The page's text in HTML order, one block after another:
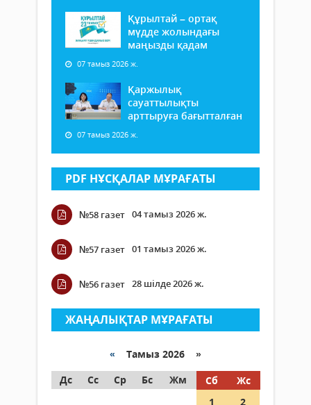
Құрылтай – ортақ
мүдде жолындағы
маңызды қадам
07 тамыз 2026 ж.
Қаржылық
сауаттылықты
арттыруға бағытталған
07 тамыз 2026 ж.
PDF НҰСҚАЛАР МҰРАҒАТЫ
№58 газет 04 тамыз 2026 ж.
№57 газет 01 тамыз 2026 ж.
№56 газет 28 шілде 2026 ж.
ЖАҢАЛЫҚТАР МҰРАҒАТЫ
« Тамыз 2026 »
Дс
Сс Ср Бс Жм Сб
Жс
1
2